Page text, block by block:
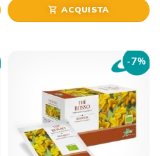
shopping_cart ACQUISTA
-7%